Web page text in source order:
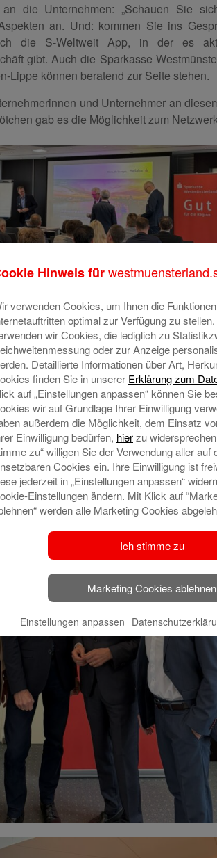
die Unternehmen: „Schauen Sie
an. Und: kommen Sie ins
die S-Weltweit App, in der es
gibt. Auch die Sparkasse
Lippe können beratend zur Seite stehen.
und Unternehmer an
gab es die Möglichkeit zum
Hinweis für
verwenden Cookies, um Ihnen die
optimal zur Verfügung zu
wir Cookies, die lediglich zu
oder zur Anzeige
Detaillierte Informationen über Art,
finden Sie in unserer Erklärung zum
auf „Einstellungen anpassen“ können Sie
wir auf Grundlage Ihrer Einwilligung
außerdem die Möglichkeit, dem Einsatz
Einwilligung bedürfen, hierzu
zu“ willigen Sie der Verwendung aller auf
Cookies ein. Ihre Einwilligung ist
jederzeit in „Einstellungen anpassen“
Einstellungen ändern. Mit Klick auf
werden alle Marketing Cookies
Ich stimme zu
Marketing Cookies ablehnen
Einstellungen anpassen